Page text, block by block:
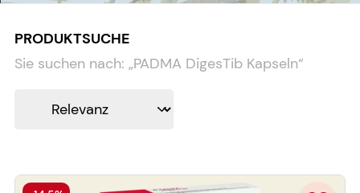
PRODUKTSUCHE
Sie suchen nach: „PADMA DigesTib Kapseln“